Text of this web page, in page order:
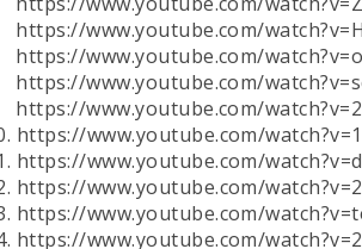
https://www.youtube.com/
https://www.youtube.com/
https://www.youtube.com/
https://www.youtube.com/
https://www.youtube.com/
https://www.youtube.com/
https://www.youtube.com/
https://www.youtube.com/
https://www.youtube.com/